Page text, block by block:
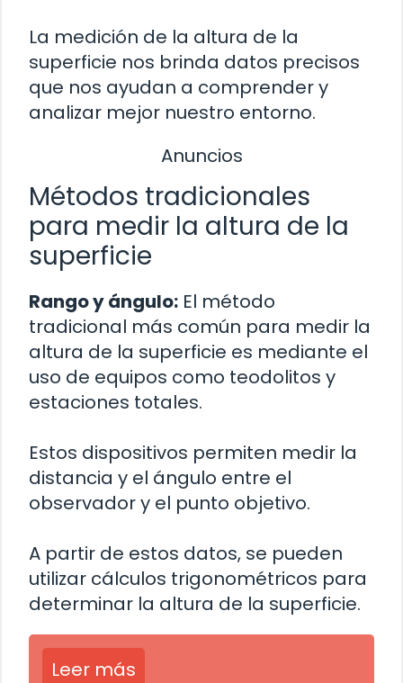
La medición de la altura de la
superficie nos brinda datos precisos
que nos ayudan a comprender y
analizar mejor nuestro entorno.
Anuncios
Métodos tradicionales
para medir la altura de la
superficie
Rango y ángulo: El método
tradicional más común para medir la
altura de la superficie es mediante el
uso de equipos como teodolitos y
estaciones totales.
Estos dispositivos permiten medir la
distancia y el ángulo entre el
observador y el punto objetivo.
A partir de estos datos, se pueden
utilizar cálculos trigonométricos para
determinar la altura de la superficie.
Leer más